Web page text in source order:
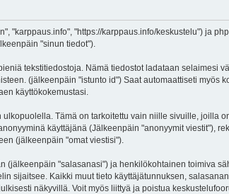
"karppaus.info", "https://karppaus.info/keskustelu") ja
"sinun tiedot").
tekstitiedostoja. Nämä tiedostot ladataan selaimesi
(jälkeenpäin "istunto id") Saat automaattiseti myös
käyttökokemustasi.
Tämä on tarkoitettu vain niille sivuille, joilla
käyttäjänä (Jälkeenpäin "anonyymit viestit"),
(jälkeenpäin "omat viestisi").
(jälkeenpäin "salasanasi") ja henkilökohtainen toimiva
sijaitsee. Kaikki muut tieto käyttäjätunnuksen,
näkyvillä. Voit myös liittyä ja poistua